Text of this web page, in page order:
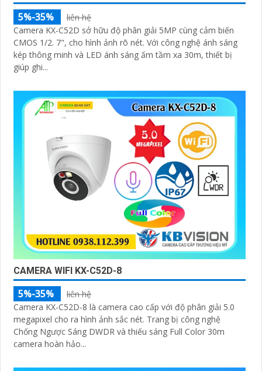
5%-35%
liên hệ
Camera KX-C52D sở hữu độ phân giải 5MP cùng cảm biến
CMOS 1/2. 7", cho hình ảnh rõ nét. Với công nghệ ánh sáng
kép thông minh và LED ánh sáng ấm tầm xa 30m, thiết bị
giúp ghi...
CAMERA WIFI KX-C52D-8
5%-35%
liên hệ
Camera KX-C52D-8 là camera cao cấp với độ phân giải 5.0
megapixel cho ra hình ảnh sắc nét. Trang bị công nghệ
Chống Ngược Sáng DWDR và thiếu sáng Full Color 30m
camera hoàn hảo...